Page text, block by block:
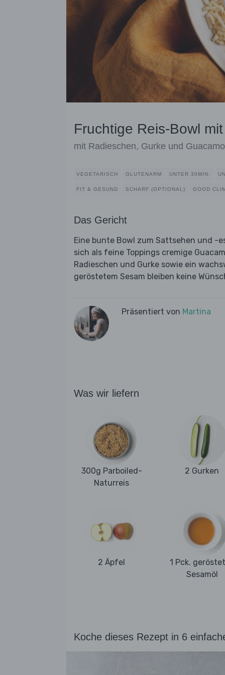
Fruchtige Reis-Bowl
mit Radieschen, Gurke und
VEGETARISCH GLUTENARM UNTER 30MIN.
FIT & GESUND SCHARF (OPTIONAL) GOOD
Das Gericht
Eine bunte Bowl zum Sattsehen und -
sich als feine Toppings cremige
Radieschen und Gurke sowie ein
geröstetem Sesam bleiben keine
Präsentiert von Martina
Was wir liefern
300g Parboiled-
Naturreis
2 Gurken
2 Äpfel
1 Pck.
Sesamöl
Koche dieses Rezept in 6